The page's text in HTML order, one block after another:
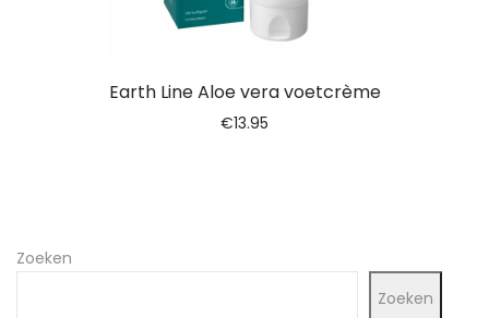
Earth Line Aloe vera voetcrème
€13.95
Zoeken
Zoeken